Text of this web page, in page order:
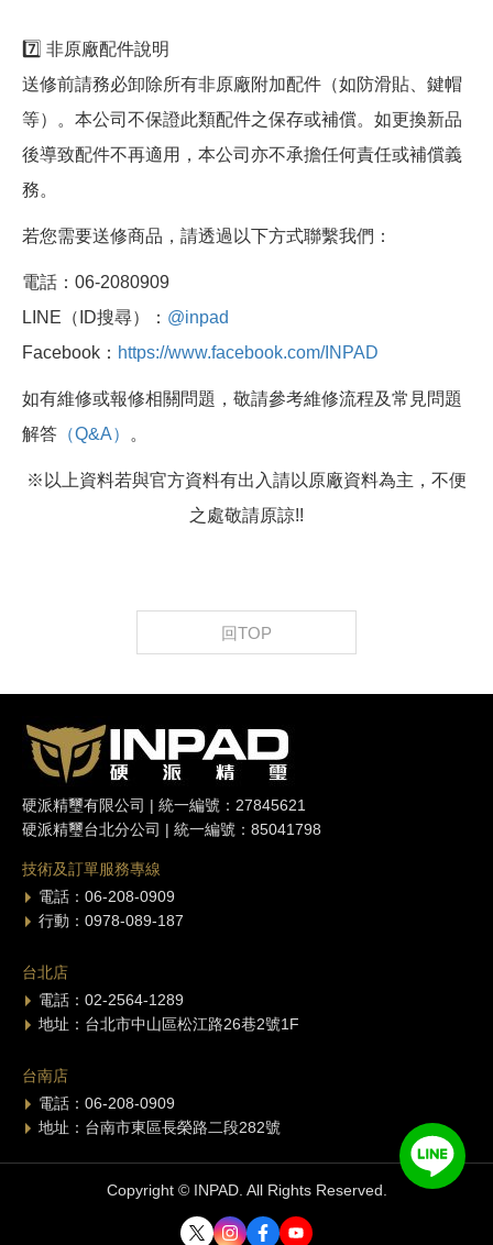
7️⃣ 非原廠配件說明
送修前請務必卸除所有非原廠附加配件（如防滑貼、鍵帽
等）。本公司不保證此類配件之保存或補償。如更換新品
後導致配件不再適用，本公司亦不承擔任何責任或補償義
務。
若您需要送修商品，請透過以下方式聯繫我們：
電話：06-2080909
LINE（ID搜尋）： @inpad
Facebook： https://www.facebook.com/INPAD
如有維修或報修相關問題，敬請參考維修流程及常見問題
解答 （Q&A） 。
※以上資料若與官方資料有出入請以原廠資料為主，不便
之處敬請原諒!!
回TOP
硬派精璽有限公司 | 統一編號：27845621
硬派精璽台北分公司 | 統一編號：85041798
技術及訂單服務專線
電話：06-208-0909
行動：0978-089-187
台北店
電話：02-2564-1289
地址：台北市中山區松江路26巷2號1F
台南店
電話：06-208-0909
地址：台南市東區長榮路二段282號
Copyright © INPAD. All Rights Reserved.